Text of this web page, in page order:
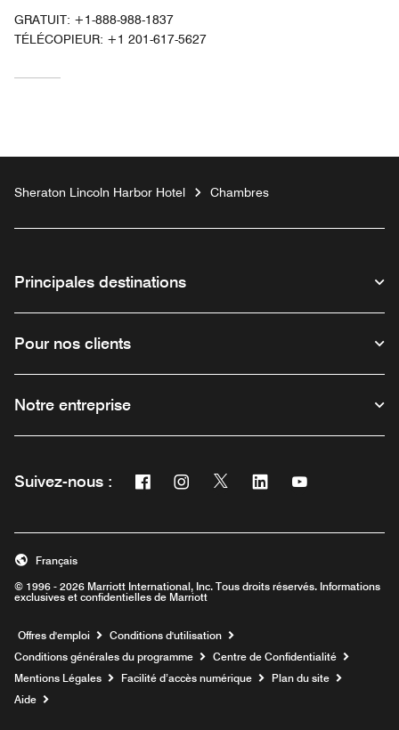
GRATUIT: +1-888-988-1837
TÉLÉCOPIEUR: +1 201-617-5627
Sheraton Lincoln Harbor Hotel Chambres
Principales destinations
Pour nos clients
Notre entreprise
Suivez-nous : Facebook
Ouvre une nouvelle fenêtre
Instagram
Ouvre une nouvelle fenêtre
Twitter
Ouvre une nouvelle fenêtre
Linkedin
Ouvre une nouvelle
Ouvre une
© 1996 - 2026 Marriott International, Inc. Tous droits réservés. Informations
exclusives et confidentielles de Marriott
Français
Offres d'emploi Ouvre une nouvelle fenêtre
Conditions d'utilisation
Conditions générales du programme
Centre de Confidentialité
Mentions Légales
Facilité d’accès numérique
Plan du site
Aide